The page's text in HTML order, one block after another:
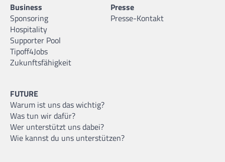
Business
Sponsoring
Hospitality
Supporter Pool
Tipoff4Jobs
Zukunftsfähigkeit
Presse
Presse-Kontakt
FUTURE
Warum ist uns das wichtig?
Was tun wir dafür?
Wer unterstützt uns dabei?
Wie kannst du uns unterstützen?